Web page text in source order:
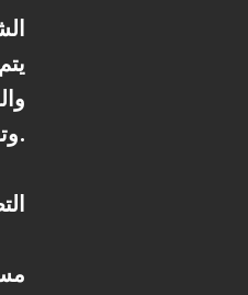
وتقديم خدمات مناسبة للاستخدام المصيفي والاستثماري.
*